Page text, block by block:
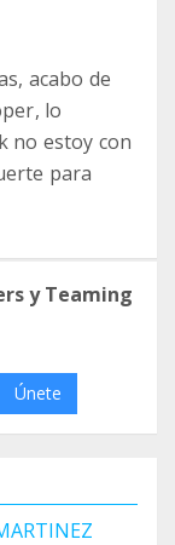
acabo de
lo
no estoy con
para
y Teaming
Únete